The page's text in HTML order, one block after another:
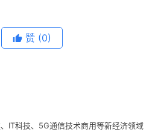
赞 (0)
IT科技、5G通信技术商用等新经济领域